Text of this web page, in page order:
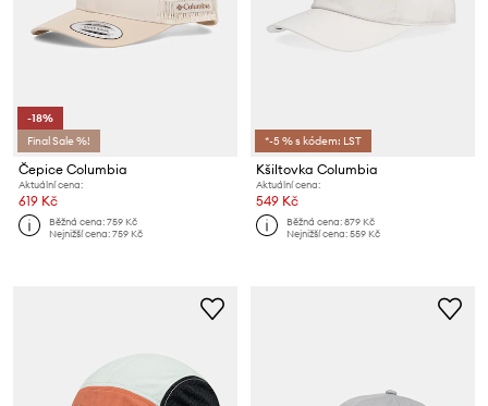
-18%
Final Sale %!
Čepice Columbia
Aktuální cena:
619 Kč
Běžná cena:759 Kč
Nejnižší cena:759 Kč
*-5 % s kódem: LST
Kšiltovka Columbia
Aktuální cena:
549 Kč
Běžná cena:879 Kč
Nejnižší cena:559 Kč